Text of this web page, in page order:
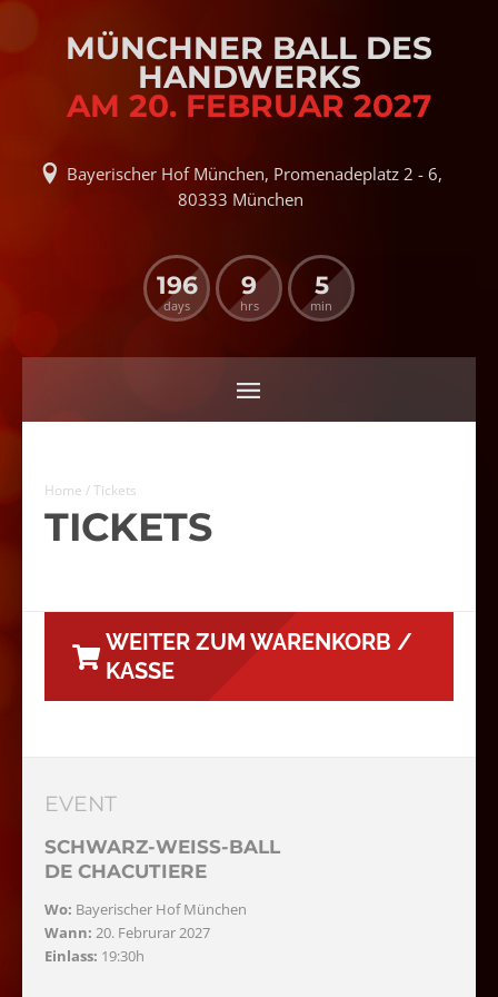
MÜNCHNER BALL DES
HANDWERKS
AM 20. FEBRUAR 2027
Bayerischer Hof München, Promenadeplatz 2 - 6,
80333 München
196
days
9
hrs
5
min
Home / Tickets
TICKETS
WEITER ZUM WARENKORB /
KASSE
EVENT
SCHWARZ-WEISS-BALL
DE CHACUTIERE
Wo: Bayerischer Hof München
Wann: 20. Februrar 2027
Einlass: 19:30h